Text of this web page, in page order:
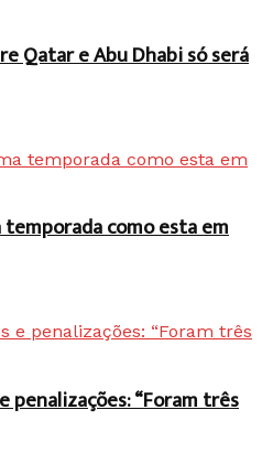
Qatar e Abu Dhabi só será
temporada como esta em
“Foram três